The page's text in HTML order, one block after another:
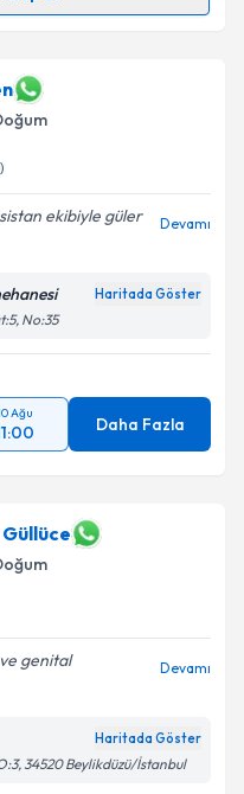
için randevu takvimi
randevu almanız
e-posta ile
ilişkin
ediyorum.
Gönder
ekibiyle güler
Devamı
Haritada Göster
No:35
Ağu
Daha Fazla
genital
Devamı
Haritada Göster
34520 Beylikdüzü/İstanbul